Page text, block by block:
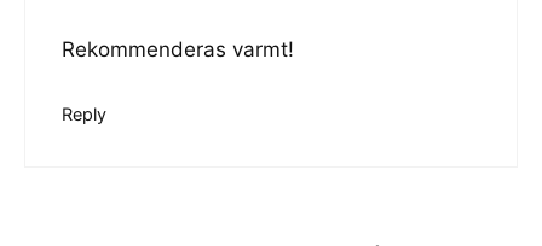
Rekommenderas varmt!
Reply